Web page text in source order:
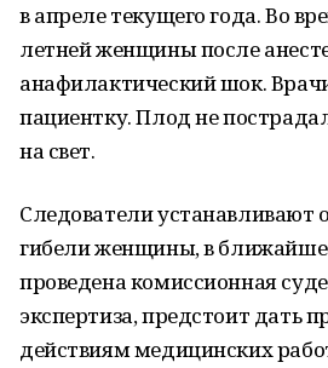
в апреле текущего года. Во
летней женщины после
анафилактический шок.
пациентку. Плод не
на свет.
Следователи устанавливают
гибели женщины, в
проведена комиссионная
экспертиза, предстоит дать
действиям медицинских